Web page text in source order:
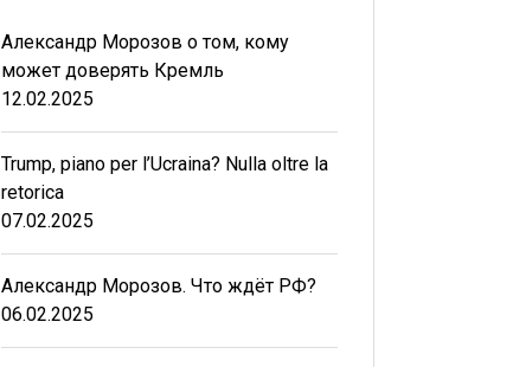
Александр Морозов о том, кому
может доверять Кремль
12.02.2025
Trump, piano per l’Ucraina? Nulla oltre la
retorica
07.02.2025
Александр Морозов. Что ждёт РФ?
06.02.2025